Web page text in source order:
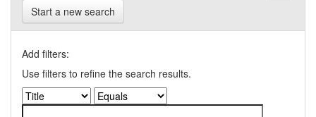
Start a new search
Add filters:
Use filters to refine the search results.